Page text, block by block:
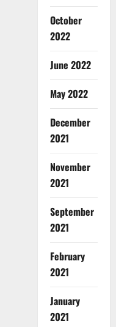
October
2022
June 2022
May 2022
December
2021
November
2021
September
2021
February
2021
January
2021